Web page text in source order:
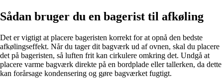
Sådan bruger du en bagerist til afkøling
Det er vigtigt at placere bageristen korrekt for at opnå den bedste
afkølingseffekt. Når du tager dit bagværk ud af ovnen, skal du placere
det på bageristen, så luften frit kan cirkulere omkring det. Undgå at
placere varme bagværk direkte på en bordplade eller tallerken, da dette
kan forårsage kondensering og gøre bagværket fugtigt.